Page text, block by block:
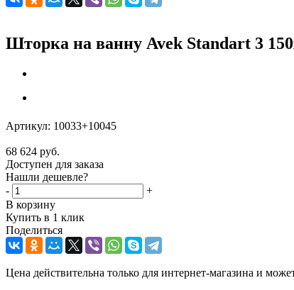
Шторка на ванну Avek Standart 3
Артикул: 10033+10045
68 624 руб.
Доступен для заказа
Нашли дешевле?
-
+
В корзину
Купить в 1 клик
Поделиться
Цена действительна только для интернет-магазина и